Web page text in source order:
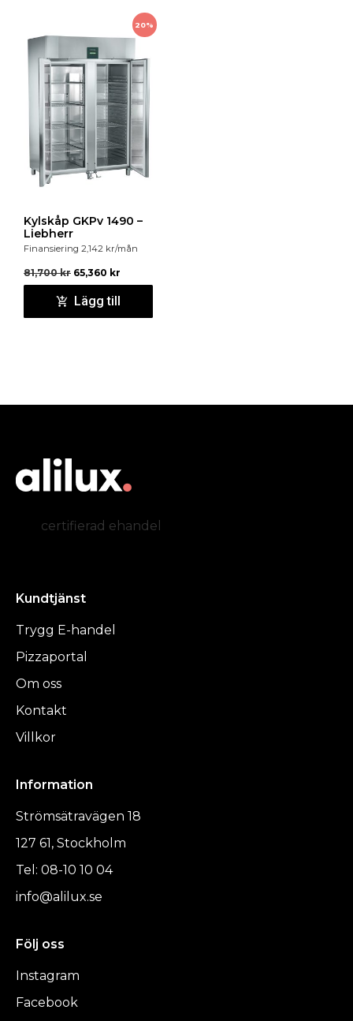
20%
Kylskåp GKPv 1490 –
Liebherr
Finansiering 2,142 kr/mån
81,700kr 65,360 kr
Lägg till
certifierad ehandel
Kundtjänst
Trygg E-handel
Pizzaportal
Om oss
Kontakt
Villkor
Information
Strömsätravägen 18
127 61, Stockholm
Tel: 08-10 10 04
info@alilux.se
Följ oss
Instagram
Facebook